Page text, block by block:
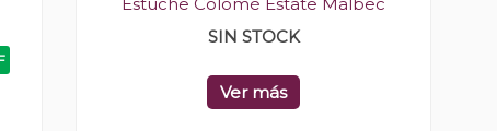
SIN STOCK
Ver más